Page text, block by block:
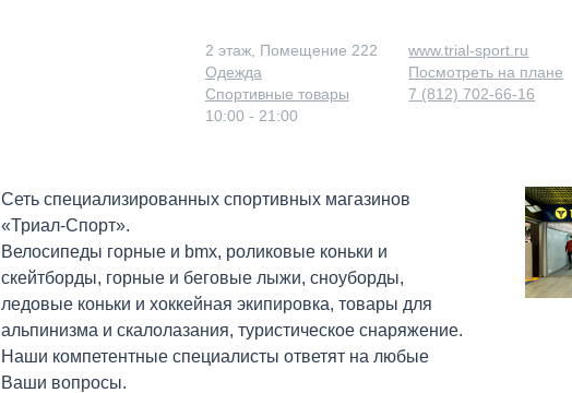
2 этаж, Помещение 222
Одежда
Спортивные товары
10:00 - 21:00
www.trial-sport.ru
Посмотреть на плане
7 (812) 702-66-16
Сеть специализированных спортивных магазинов
«Триал-Спорт».
Велосипеды горные и bmx, роликовые коньки и
скейтборды, горные и беговые лыжи, сноуборды,
ледовые коньки и хоккейная экипировка, товары для
альпинизма и скалолазания, туристическое снаряжение.
Наши компетентные специалисты ответят на любые
Ваши вопросы.